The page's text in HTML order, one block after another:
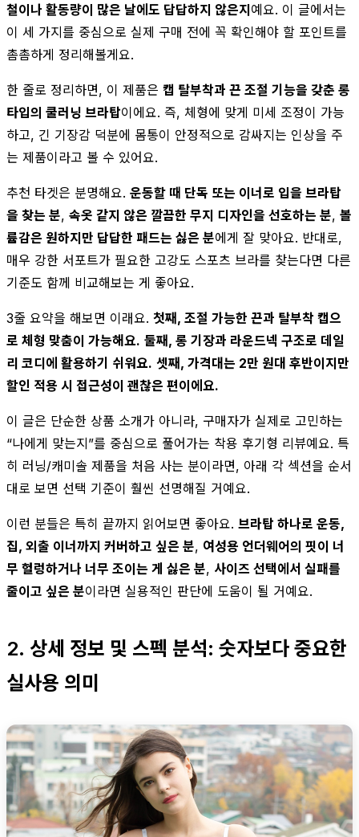
철이나 활동량이 많은 날에도 답답하지 않은지예요. 이 글에서는
이 세 가지를 중심으로 실제 구매 전에 꼭 확인해야 할 포인트를
촘촘하게 정리해볼게요.
한 줄로 정리하면, 이 제품은 캡 탈부착과 끈 조절 기능을 갖춘 롱
타입의 쿨러닝 브라탑이에요. 즉, 체형에 맞게 미세 조정이 가능
하고, 긴 기장감 덕분에 몸통이 안정적으로 감싸지는 인상을 주
는 제품이라고 볼 수 있어요.
추천 타겟은 분명해요. 운동할 때 단독 또는 이너로 입을 브라탑
을 찾는 분, 속옷 같지 않은 깔끔한 무지 디자인을 선호하는 분, 볼
륨감은 원하지만 답답한 패드는 싫은 분에게 잘 맞아요. 반대로,
매우 강한 서포트가 필요한 고강도 스포츠 브라를 찾는다면 다른
기준도 함께 비교해보는 게 좋아요.
3줄 요약을 해보면 이래요. 첫째, 조절 가능한 끈과 탈부착 캡으
로 체형 맞춤이 가능해요. 둘째, 롱 기장과 라운드넥 구조로 데일
리 코디에 활용하기 쉬워요. 셋째, 가격대는 2만 원대 후반이지만
할인 적용 시 접근성이 괜찮은 편이에요.
이 글은 단순한 상품 소개가 아니라, 구매자가 실제로 고민하는
“나에게 맞는지”를 중심으로 풀어가는 착용 후기형 리뷰예요. 특
히 러닝/캐미솔 제품을 처음 사는 분이라면, 아래 각 섹션을 순서
대로 보면 선택 기준이 훨씬 선명해질 거예요.
이런 분들은 특히 끝까지 읽어보면 좋아요. 브라탑 하나로 운동,
집, 외출 이너까지 커버하고 싶은 분, 여성용 언더웨어의 핏이 너
무 헐렁하거나 너무 조이는 게 싫은 분, 사이즈 선택에서 실패를
줄이고 싶은 분이라면 실용적인 판단에 도움이 될 거예요.
2. 상세 정보 및 스펙 분석: 숫자보다 중요한
실사용 의미